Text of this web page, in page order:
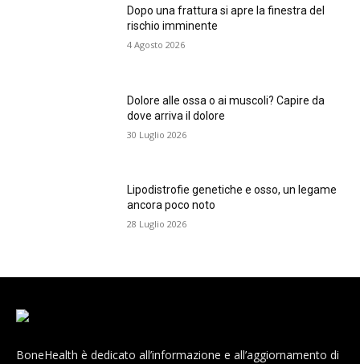
Dopo una frattura si apre la finestra del
rischio imminente
4 Agosto 2026
Dolore alle ossa o ai muscoli? Capire da
dove arriva il dolore
30 Luglio 2026
Lipodistrofie genetiche e osso, un legame
ancora poco noto
28 Luglio 2026
BoneHealth è dedicato all’informazione e all’aggiornamento di